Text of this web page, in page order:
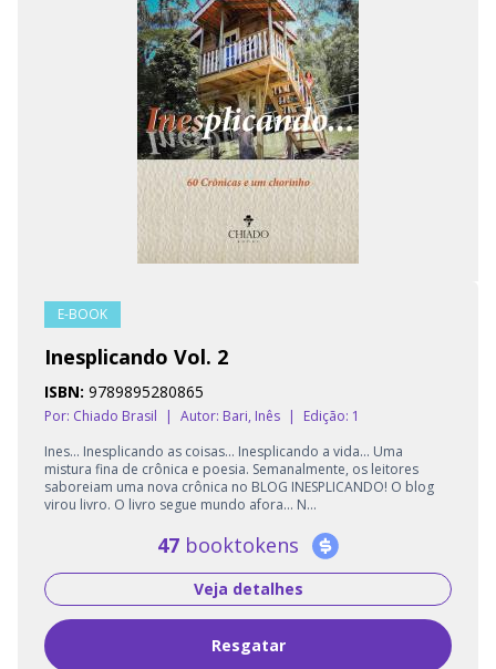
E-BOOK
Inesplicando Vol. 2
ISBN: 9789895280865
Por: Chiado Brasil | Autor: Bari, Inês |
Edição: 1
Ines... Inesplicando as coisas... Inesplicando a vida... Uma
mistura fina de crônica e poesia. Semanalmente, os leitores
saboreiam uma nova crônica no BLOG INESPLICANDO! O blog
virou livro. O livro segue mundo afora... N...
47 booktokens
Veja detalhes
Resgatar